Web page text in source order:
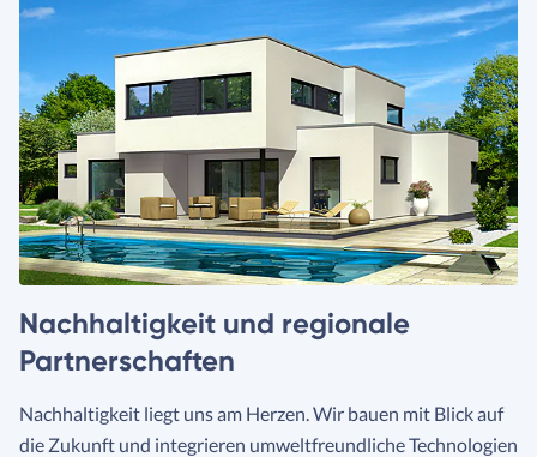
Nachhaltigkeit und regionale
Partnerschaften
Nachhaltigkeit liegt uns am Herzen. Wir bauen mit Blick auf
die Zukunft und integrieren umweltfreundliche Technologien